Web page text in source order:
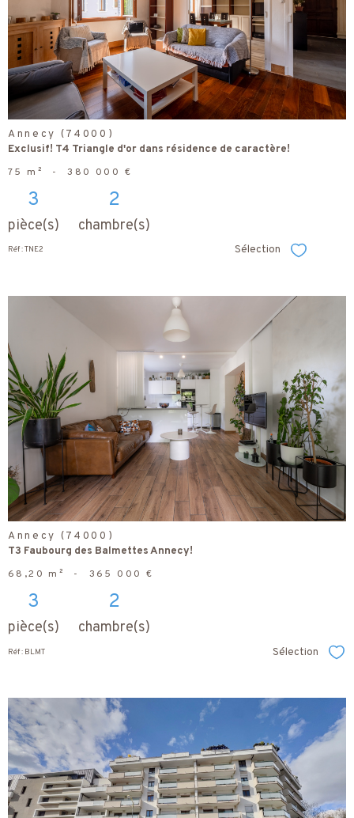
bien
Annecy (74000)
Exclusif! T4 Triangle d'or dans résidence de caractère!
75 m² - 380 000 €
3
pièce(s)
2
chambre(s)
Réf : TNE2 Sélection Sélectionner
voir le
bien
Annecy (74000)
T3 Faubourg des Balmettes Annecy!
68,20 m² - 365 000 €
3
pièce(s)
2
chambre(s)
Réf : BLMT Sélection
voir le